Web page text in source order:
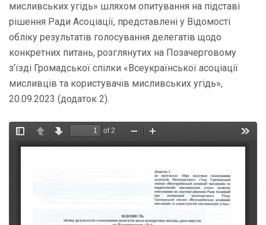
мисливських угідь» шляхом опитування на підставі
рішення Ради Асоціації, представлені у Відомості
обліку результатів голосування делегатів щодо
конкретних питань, розглянутих на Позачерговому
з’їзді Громадської спілки «Всеукраїнської асоціації
мисливців та користувачів мисливських угідь»,
20.09.2023 (додаток 2).